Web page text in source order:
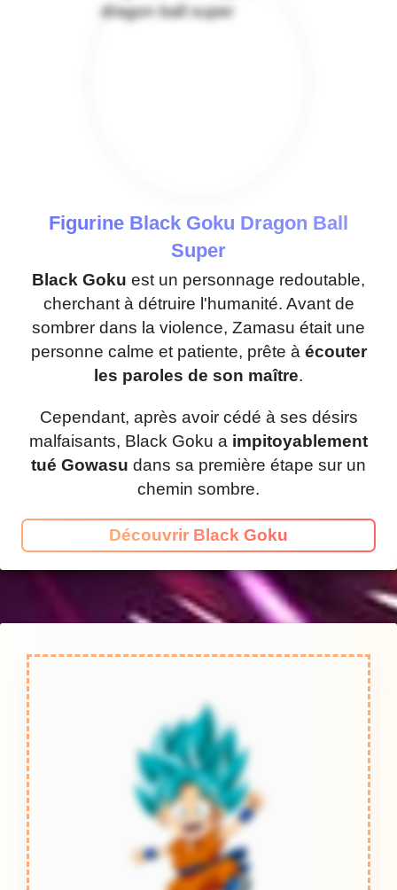
Figurine Black Goku Dragon Ball
Super
Black Goku est un personnage redoutable,
cherchant à détruire l'humanité. Avant de
sombrer dans la violence, Zamasu était une
personne calme et patiente, prête à écouter
les paroles de son maître.
Cependant, après avoir cédé à ses désirs
malfaisants, Black Goku a impitoyablement
tué Gowasu dans sa première étape sur un
chemin sombre.
Découvrir Black Goku